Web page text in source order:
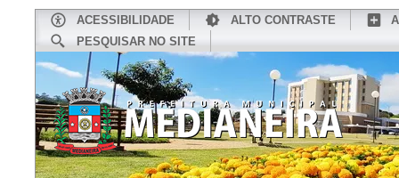
ACESSIBILIDADE ALTO CONTRASTE
PESQUISAR NO SITE